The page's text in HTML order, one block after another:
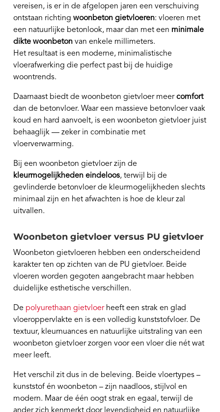
vereisen, is er in de afgelopen jaren een verschuiving
ontstaan richtingwoonbeton gietvloeren: vloeren met
een natuurlijke betonlook, maar dan met een minimale
dikte woonbeton van enkele millimeters.
Het resultaat is een moderne, minimalistische
vloerafwerking die perfect past bij de huidige
woontrends.
Daarnaast biedt de woonbeton gietvloer meercomfort
dan de betonvloer. Waar een massieve betonvloer vaak
koud en hard aanvoelt, is een woonbeton gietvloer juist
behaaglijk — zeker in combinatie met
vloerverwarming.
Bij een woonbeton gietvloer zijn de
kleurmogelijkheden eindeloos, terwijl bij de
gevlinderde betonvloer de kleurmogelijkheden slechts
minimaal zijn en het afwachten is hoe de kleur zal
uitvallen.
Woonbeton gietvloer versus PU gietvloer
Woonbeton gietvloeren hebben een onderscheidend
karakter ten op zichten van de PU gietvloer. Beide
vloeren worden gegoten aangebracht maar hebben
duidelijke esthetische verschillen.
De polyurethaan gietvloerheeft een strak en glad
vloeroppervlakte en is een volledig kunststofvloer. De
textuur, kleurnuances en natuurlijke uitstraling van een
woonbeton gietvloer zorgen voor een vloer die nét wat
meer leeft.
Het verschil zit dus in de beleving. Beide vloertypes –
kunststof én woonbeton – zijn naadloos, stijlvol en
modern. Maar de één oogt strak en egaal, terwijl de